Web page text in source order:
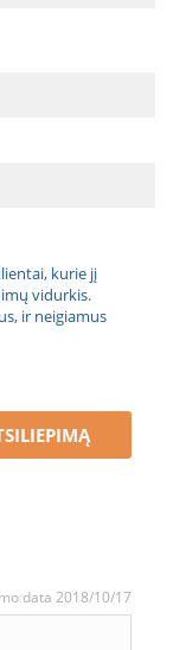
kurie jį
vidurkis.
ir neigiamus
data 2018/10/17